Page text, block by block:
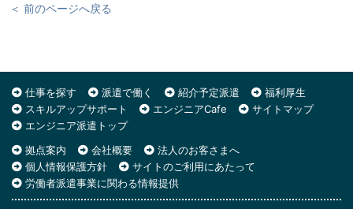
＜ 前のページへ戻る
仕事を探す 派遣で働く 紹介予定派遣
福利厚生
スキルアップサポート
エンジニアCafe
サイトマップ
エンジニア派遣トップ
拠点案内
会社概要
法人のお客さまへ
個人情報保護方針
サイトのご利用にあたって
労働者派遣事業に関わる情報提供